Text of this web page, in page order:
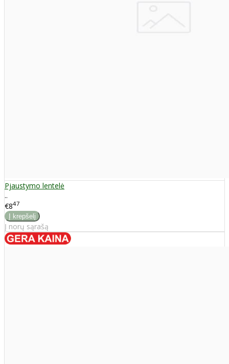
Pjaustymo lentelė
..
€847
Į norų sąrašą